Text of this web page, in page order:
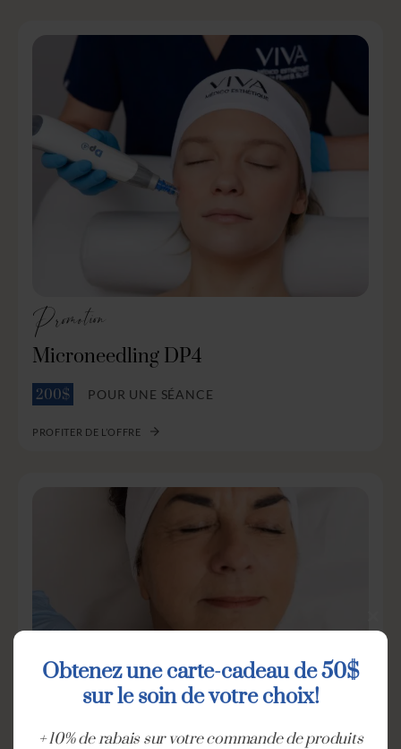
Promotion
Microneedling DP4
200$ POUR UNE SÉANCE
PROFITER DE L’OFFRE
Obtenez une carte-cadeau de 50$
sur le soin de votre choix!
+ 10% de rabais sur votre commande de produits